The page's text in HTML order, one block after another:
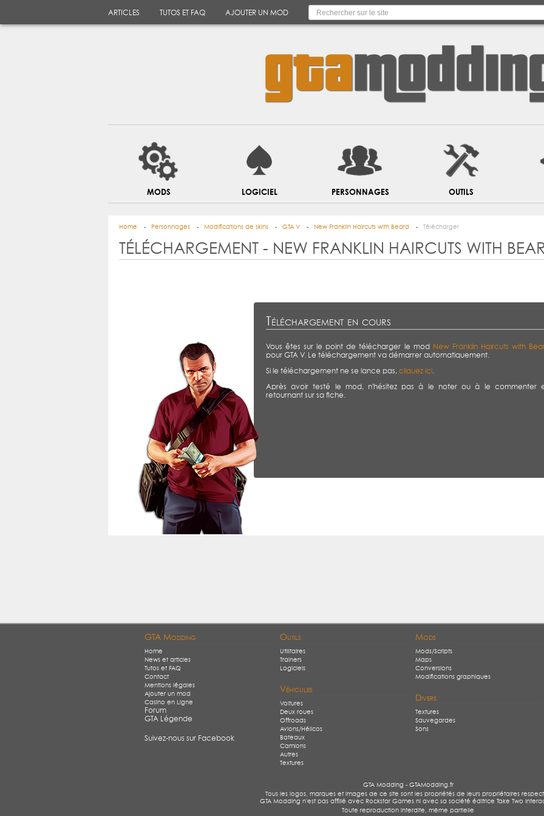
ARTICLES TUTOS ET FAQ AJOUTER UN MOD
MODS LOGICIEL PERSONNAGES OUTILS
Home Personnages Modifications de skins GTA V New Franklin Haircuts with Beard Télécharger
TÉLÉCHARGEMENT - NEW FRANKLIN HAIRCUTS WITH
Téléchargement en cours
Vous êtes sur le point de télécharger le mod
New Franklin Haircuts with
pour GTA V. Le téléchargement va démarrer automatiquement.
Si le téléchargement ne se lance pas, cliquez ici.
Après avoir testé le mod, n'hésitez pas à le noter ou à le commenter
retournant sur sa fiche.
GTA Modding
Home
News et articles
Tutos et FAQ
Contact
Mentions légales
Ajouter un mod
Casino en Ligne
Forum
GTA Légende
Suivez-nous sur Facebook
Outils
Utilitaires
Trainers
Logiciels
Véhicules
Voitures
Deux roues
Offroads
Avions/Hélicos
Bateaux
Camions
Autres
Textures
Mods
Mods/Scripts
Maps
Conversions
Modifications graphiques
Divers
Textures
Sauvegardes
Sons
GTA Modding - GTAModding.fr
Tous les logos, marques et images de ce site sont les propriétés de leurs propriétaires
GTA Modding n'est pas affilié avec Rockstar Games ni avec sa société éditrice Take Two
Toute reproduction interdite, même partielle